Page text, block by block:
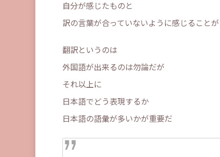
自分が感じたものと
訳の言葉が合っていないように感じること
翻訳というのは
外国語が出来るのは勿論だが
それ以上に
日本語でどう表現するか
日本語の語彙が多いかが重要だ